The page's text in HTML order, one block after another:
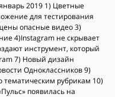
2019 1) Цветные
для тестирования
опасные видео 3)
4)Instagram не скрывает
инструмент, который
7) Новый дизайн
Одноклассников 9)
тематическим рубрикам 10)
появилась на